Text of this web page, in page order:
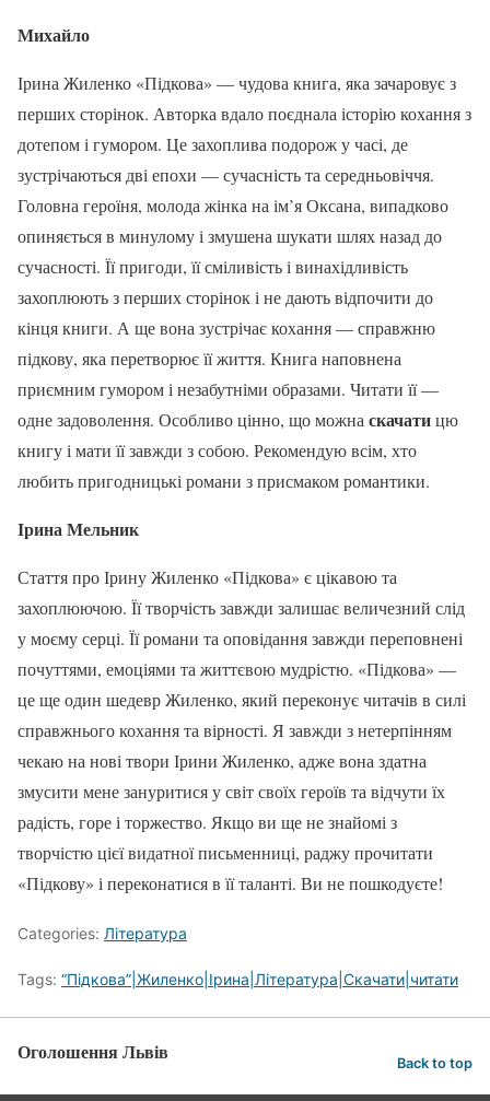
Михайло
Ірина Жиленко «Підкова» — чудова книга, яка зачаровує з
перших сторінок. Авторка вдало поєднала історію кохання з
дотепом і гумором. Це захоплива подорож у часі, де
зустрічаються дві епохи — сучасність та середньовіччя.
Головна героїня, молода жінка на ім’я Оксана, випадково
опиняється в минулому і змушена шукати шлях назад до
сучасності. Її пригоди, її сміливість і винахідливість
захоплюють з перших сторінок і не дають відпочити до
кінця книги. А ще вона зустрічає кохання — справжню
підкову, яка перетворює її життя. Книга наповнена
приємним гумором і незабутніми образами. Читати її —
одне задоволення. Особливо цінно, що можнаскачатицю
книгу і мати її завжди з собою. Рекомендую всім, хто
любить пригодницькі романи з присмаком романтики.
Ірина Мельник
Стаття про Ірину Жиленко «Підкова» є цікавою та
захоплюючою. Її творчість завжди залишає величезний слід
у моєму серці. Її романи та оповідання завжди переповнені
почуттями, емоціями та життєвою мудрістю. «Підкова» —
це ще один шедевр Жиленко, який переконує читачів в силі
справжнього кохання та вірності. Я завжди з нетерпінням
чекаю на нові твори Ірини Жиленко, адже вона здатна
змусити мене зануритися у світ своїх героїв та відчути їх
радість, горе і торжество. Якщо ви ще не знайомі з
творчістю цієї видатної письменниці, раджу прочитати
«Підкову» і переконатися в її таланті. Ви не пошкодуєте!
Categories: Література
Tags: “Підкова”|Жиленко|Ірина|Література|Скачати|читати
Оголошення Львів Back to top